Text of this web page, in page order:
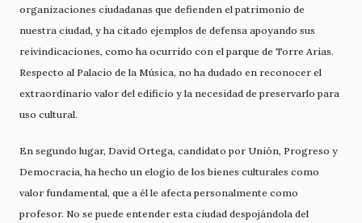
organizaciones ciudadanas que defienden el patrimonio de
nuestra ciudad, y ha citado ejemplos de defensa apoyando sus
reivindicaciones, como ha ocurrido con el parque de Torre Arias.
Respecto al Palacio de la Música, no ha dudado en reconocer el
extraordinario valor del edificio y la necesidad de preservarlo para
uso cultural.
En segundo lugar, David Ortega, candidato por Unión, Progreso y
Democracia, ha hecho un elogio de los bienes culturales como
valor fundamental, que a él le afecta personalmente como
profesor. No se puede entender esta ciudad despojándola del